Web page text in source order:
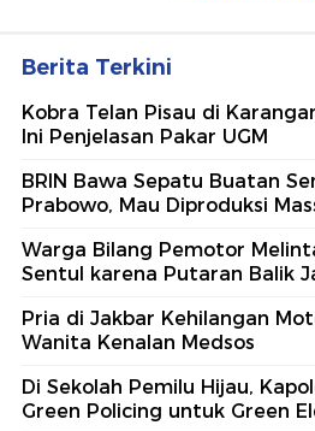
Berita Terkini
Kobra Telan Pisau di
Ini Penjelasan Pakar UGM
BRIN Bawa Sepatu Buatan
Prabowo, Mau Diproduksi
Warga Bilang Pemotor
Sentul karena Putaran Balik
Pria di Jakbar Kehilangan
Wanita Kenalan Medsos
Di Sekolah Pemilu Hijau,
Green Policing untuk Green